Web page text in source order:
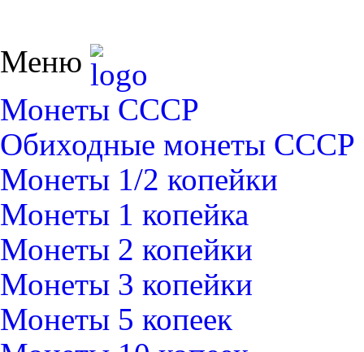
Меню
Монеты СССР
Обиходные монеты СССР
Монеты 1/2 копейки
Монеты 1 копейка
Монеты 2 копейки
Монеты 3 копейки
Монеты 5 копеек